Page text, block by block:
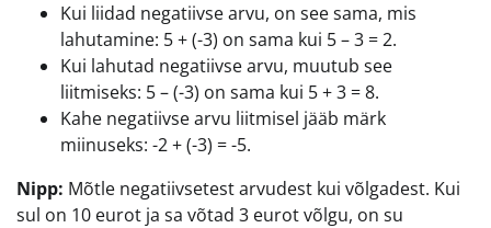
Kui liidad negatiivse arvu, on see sama, mis
lahutamine: 5 + (-3) on sama kui 5 – 3 = 2.
Kui lahutad negatiivse arvu, muutub see
liitmiseks: 5 – (-3) on sama kui 5 + 3 = 8.
Kahe negatiivse arvu liitmisel jääb märk
miinuseks: -2 + (-3) = -5.
Nipp: Mõtle negatiivsetest arvudest kui võlgadest. Kui
sul on 10 eurot ja sa võtad 3 eurot võlgu, on su